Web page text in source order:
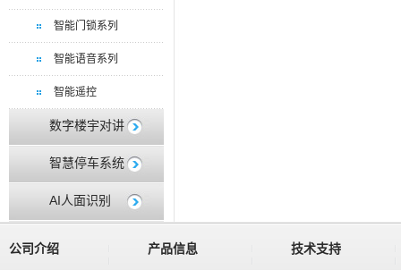
智能门锁系列
智能语音系列
智能遥控
数字楼宇对讲
智慧停车系统
AI人面识别
公司介绍 产品信息 技术支持